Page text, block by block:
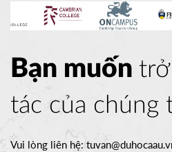
Bạn muốn
tác của chúng
Vui lòng liên hệ: